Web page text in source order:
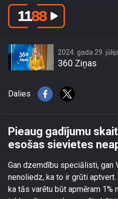
Pieaug gadījumu
2024. gada 29.
360 Ziņas
Dalies
Pieaug gadījumu
esošas sievietes
Gan dzemdību speciālisti, gan
nenoliedz, ka to ir grūti
ka tās varētu būt apmēram 1%